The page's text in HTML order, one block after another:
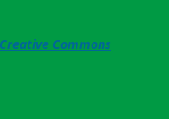
Commons